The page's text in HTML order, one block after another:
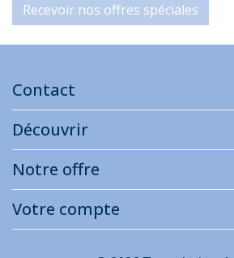
Recevoir nos offres spéciales
Contact
Découvrir
Notre offre
Votre compte